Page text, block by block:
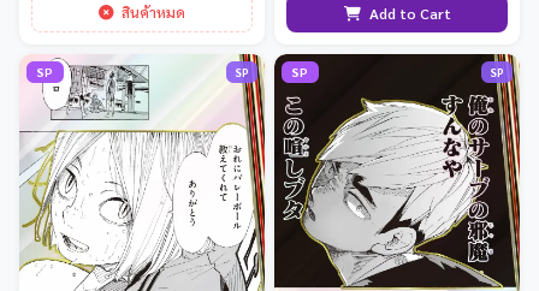
สินค้าหมด Add to Cart
SP SP SP SP